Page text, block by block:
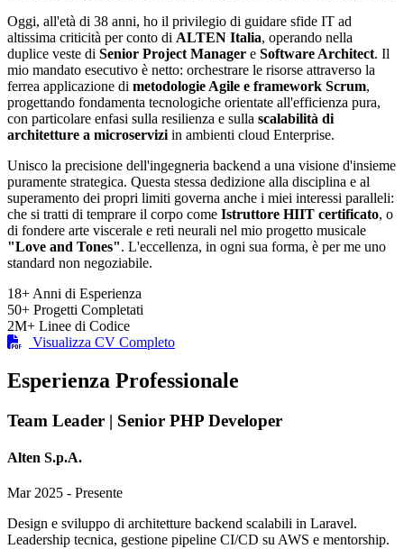
Oggi, all'età di 38 anni, ho il privilegio di guidare sfide IT ad
altissima criticità per conto di ALTEN Italia, operando nella
duplice veste di Senior Project Manager e Software Architect. Il
mio mandato esecutivo è netto: orchestrare le risorse attraverso la
ferrea applicazione di metodologie Agile e framework Scrum,
progettando fondamenta tecnologiche orientate all'efficienza pura,
con particolare enfasi sulla resilienza e sulla scalabilità di
architetture a microservizi in ambienti cloud Enterprise.
Unisco la precisione dell'ingegneria backend a una visione d'insieme
puramente strategica. Questa stessa dedizione alla disciplina e al
superamento dei propri limiti governa anche i miei interessi paralleli:
che si tratti di temprare il corpo come Istruttore HIIT certificato, o
di fondere arte viscerale e reti neurali nel mio progetto musicale
"Love and Tones". L'eccellenza, in ogni sua forma, è per me uno
standard non negoziabile.
18+ Anni di Esperienza
50+ Progetti Completati
2M+ Linee di Codice
Visualizza CV Completo
Esperienza Professionale
Team Leader | Senior PHP Developer
Alten S.p.A.
Mar 2025 - Presente
Design e sviluppo di architetture backend scalabili in Laravel.
Leadership tecnica, gestione pipeline CI/CD su AWS e mentorship.